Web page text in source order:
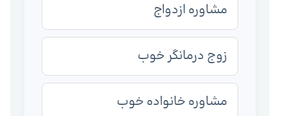
مشاوره ازدواج
زوج درمانگر خوب
مشاوره خانواده خوب